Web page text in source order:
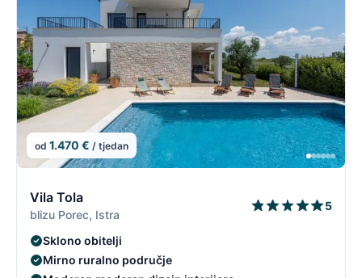
od 1.470 € / tjedan
Vila Tola
blizu Porec, Istra
5
Sklono obitelji
Mirno ruralno područje